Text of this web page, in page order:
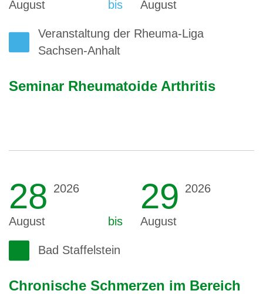
August bis August
Veranstaltung der Rheuma-Liga
Sachsen-Anhalt
Seminar Rheumatoide Arthritis
28 2026
August bis
29 2026
August
Bad Staffelstein
Chronische Schmerzen im Bereich